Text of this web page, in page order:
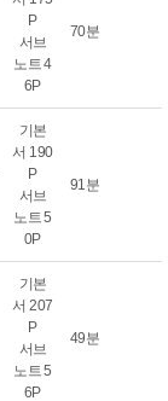
P
서브
노트 4
6P
70분
기본
서 190
P
서브
노트 5
0P
91분
기본
서 207
P
서브
노트 5
6P
49분